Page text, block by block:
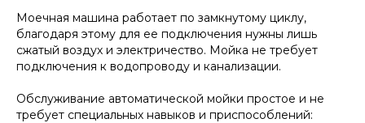
Моечная машина работает по замкнутому циклу,
благодаря этому для ее подключения нужны лишь
сжатый воздух и электричество. Мойка не требует
подключения к водопроводу и канализации.
Обслуживание автоматической мойки простое и не
требует специальных навыков и приспособлений: